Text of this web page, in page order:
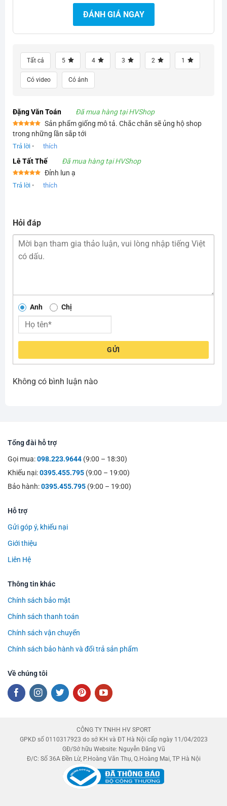
ĐÁNH GIÁ NGAY
Tất cả 5 4 3 2 1
Có video Có ảnh
Đặng Văn Toán Đã mua hàng tại HVShop
Được xếp
hạng5 5
Sản phẩm giống mô tả. Chắc chắn sẽ ủng hộ shop
trong những lần sắp tới
Trả lời • thích
Lê Tất Thế Đã mua hàng tại HVShop
hạng5 5
Đỉnh lun ạ
Trả lời • thích
Hỏi đáp
Anh Chị
GỬI
Không có bình luận nào
Tổng đài hỗ trợ
Gọi mua:098.223.9644 (9:00 – 18:30)
Khiếu nại:0395.455.795 (9:00 – 19:00)
Bảo hành:0395.455.795 (9:00 – 19:00)
Hỗ trợ
Gửi góp ý, khiếu nại
Giới thiệu
Liên Hệ
Thông tin khác
Chính sách bảo mật
Chính sách thanh toán
Chính sách vận chuyển
Chính sách bảo hành và đổi trả sản phẩm
Về chúng tôi
CÔNG TY TNHH HV SPORT
GPKD số 0110317923 do sở KH và ĐT Hà Nội cấp ngày 11/04/2023
GĐ/Sở hữu Website: Nguyễn Đăng Vũ
Đ/C: Số 36A Đền Lừ, P.Hoàng Văn Thụ, Q.Hoàng Mai, TP Hà Nội